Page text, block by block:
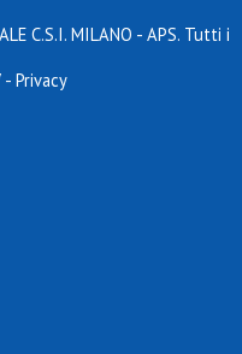
C.S.I. MILANO - APS. Tutti i
- Privacy